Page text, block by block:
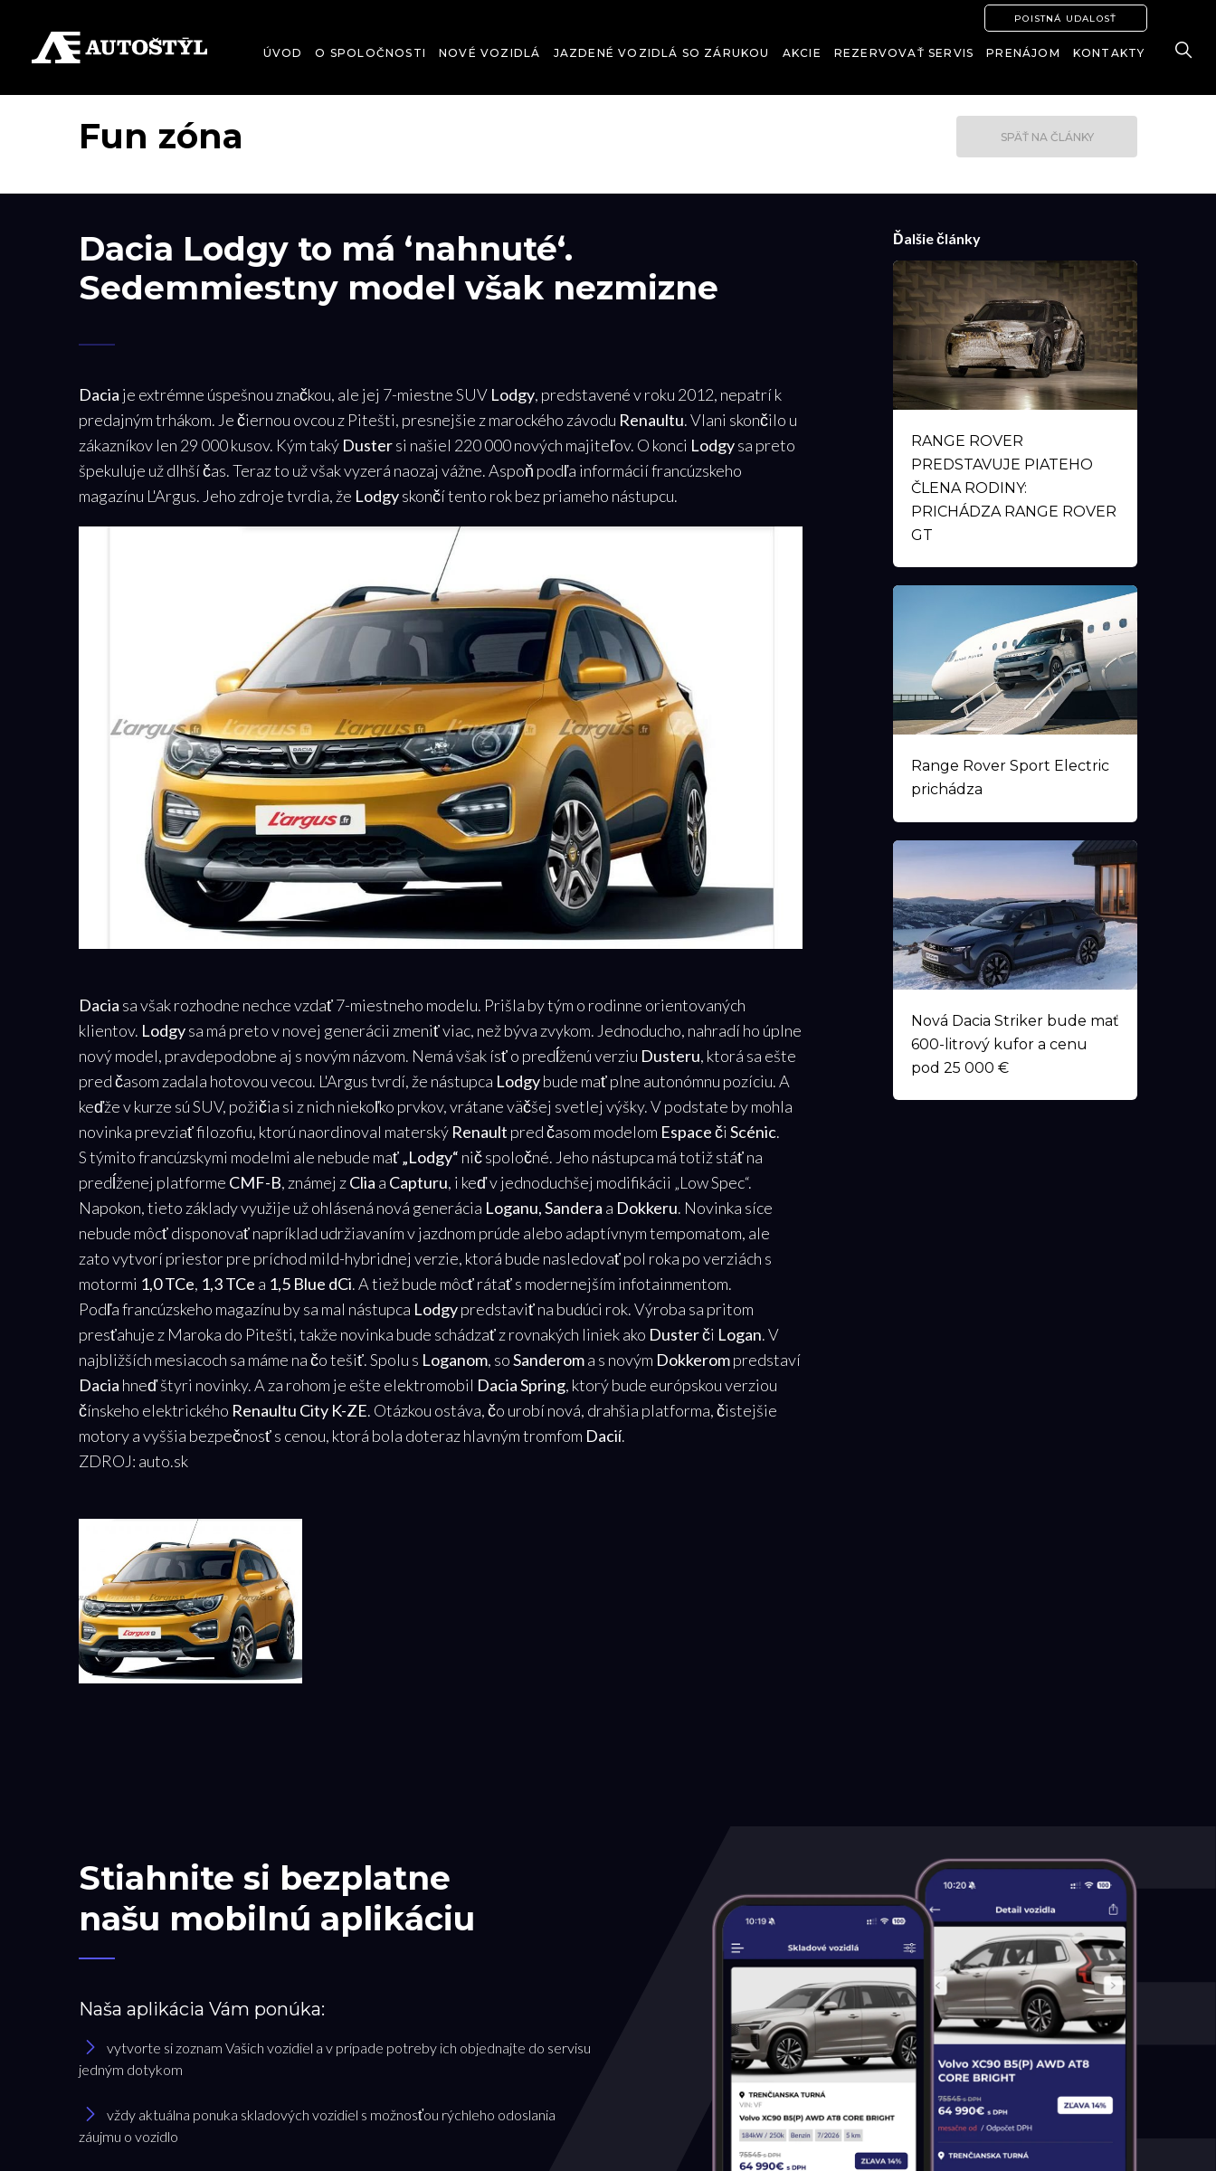
ÚVOD O SPOLOČNOSTI NOVÉ VOZIDLÁ JAZDENÉ VOZIDLÁ SO ZÁRUKOU AKCIE REZERVOVAŤ SERVIS PRENÁJOM KONTAKTY
POISTNÁ UDALOSŤ
Fun zóna SPÄŤ NA ČLÁNKY
Ďalšie články
RANGE ROVER
PREDSTAVUJE PIATEHO
ČLENA RODINY:
PRICHÁDZA RANGE ROVER
GT
Range Rover Sport Electric
prichádza
Nová Dacia Striker bude mať
600-litrový kufor a cenu
pod 25 000 €
Dacia Lodgy to má ‘nahnuté‘.
Sedemmiestny model však nezmizne
Dacia je extrémne úspešnou značkou, ale jej 7-miestne SUV Lodgy, predstavené v roku 2012, nepatrí k
predajným trhákom. Je čiernou ovcou z Pitešti, presnejšie z marockého závodu Renaultu. Vlani skončilo u
zákazníkov len 29 000 kusov. Kým taký Dustersi našiel 220 000 nových majiteľov. O konci Lodgysa preto
špekuluje už dlhší čas. Teraz to už však vyzerá naozaj vážne. Aspoň podľa informácií francúzskeho
magazínu L'Argus. Jeho zdroje tvrdia, že Lodgyskončí tento rok bez priameho nástupcu.
Dacia sa však rozhodne nechce vzdať 7-miestneho modelu. Prišla by tým o rodinne orientovaných
klientov. Lodgysa má preto v novej generácii zmeniť viac, než býva zvykom. Jednoducho, nahradí ho úplne
nový model, pravdepodobne aj s novým názvom. Nemá však ísť o predĺženú verziu Dusteru, ktorá sa ešte
pred časom zadala hotovou vecou. L'Argus tvrdí, že nástupca Lodgybude mať plne autonómnu pozíciu. A
keďže v kurze sú SUV, požičia si z nich niekoľko prvkov, vrátane väčšej svetlej výšky. V podstate by mohla
novinka prevziať filozofiu, ktorú naordinoval materský Renault pred časom modelom Espaceči Scénic.
S týmito francúzskymi modelmi ale nebude mať„Lodgy“ nič spoločné. Jeho nástupca má totiž stáť na
predĺženej platforme CMF-B, známej zClia a Capturu, i keď v jednoduchšej modifikácii „Low Spec“.
Napokon, tieto základy využije už ohlásená nová generácia Loganu, Sandera a Dokkeru. Novinka síce
nebude môcť disponovať napríklad udržiavaním v jazdnom prúde alebo adaptívnym tempomatom, ale
zato vytvorí priestor pre príchod mild-hybridnej verzie, ktorá bude nasledovať pol roka po verziách s
motormi 1,0 TCe, 1,3 TCe a 1,5 Blue dCi. A tiež bude môcť rátať s modernejším infotainmentom.
Podľa francúzskeho magazínu by sa mal nástupca Lodgypredstaviť na budúci rok. Výroba sa pritom
presťahuje z Maroka do Pitešti, takže novinka bude schádzať z rovnakých liniek ako Dusterči Logan. V
najbližších mesiacoch sa máme na čo tešiť. Spolu s Loganom, soSanderoma s novým Dokkerompredstaví
Dacia hneď štyri novinky. A za rohom je ešte elektromobil Dacia Spring, ktorý bude európskou verziou
čínskeho elektrického Renaultu City K-ZE. Otázkou ostáva, čo urobí nová, drahšia platforma, čistejšie
motory a vyššia bezpečnosť s cenou, ktorá bola doteraz hlavným tromfom Dacií.
ZDROJ: auto.sk
Stiahnite si bezplatne
našu mobilnú aplikáciu
Naša aplikácia Vám ponúka:
vytvorte si zoznam Vašich vozidiel a v prípade potreby ich objednajte do servisu
jedným dotykom
vždy aktuálna ponuka skladových vozidiel s možnosťou rýchleho odoslania
záujmu o vozidlo